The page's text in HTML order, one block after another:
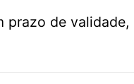
prazo de